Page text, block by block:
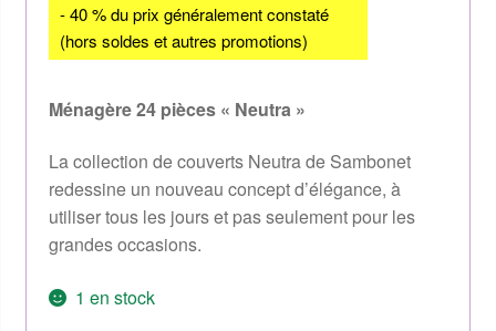
- 40 % du prix généralement constaté
(hors soldes et autres promotions)
Ménagère 24 pièces « Neutra »
La collection de couverts Neutra de Sambonet
redessine un nouveau concept d’élégance, à
utiliser tous les jours et pas seulement pour les
grandes occasions.
1 en stock